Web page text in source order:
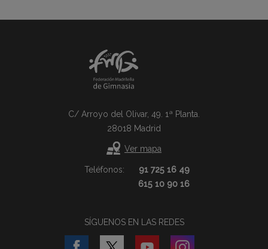
C/ Arroyo del Olivar, 49. 1ª Planta.
28018 Madrid
Ver mapa
Teléfonos:
91 725 16 49
615 10 90 16
SÍGUENOS EN LAS REDES